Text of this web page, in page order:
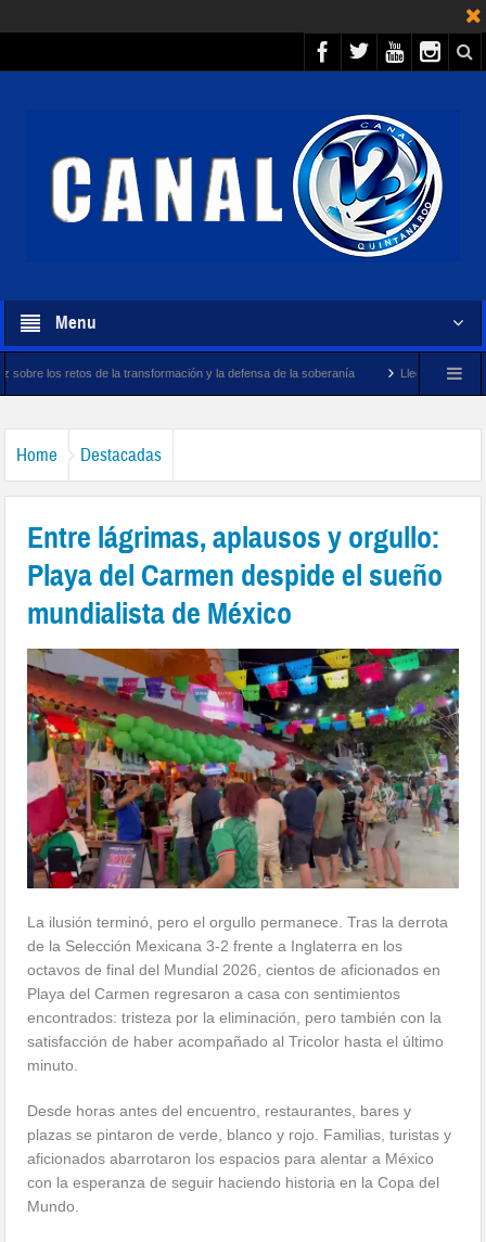
Menu
la transformación y la defensa de la soberanía Llegará megabuque sargacero de
Home Destacadas
Entre lágrimas, aplausos y orgullo:
Playa del Carmen despide el sueño
mundialista de México
La ilusión terminó, pero el orgullo permanece. Tras la derrota
de la Selección Mexicana 3-2 frente a Inglaterra en los
octavos de final del Mundial 2026, cientos de aficionados en
Playa del Carmen regresaron a casa con sentimientos
encontrados: tristeza por la eliminación, pero también con la
satisfacción de haber acompañado al Tricolor hasta el último
minuto.
Desde horas antes del encuentro, restaurantes, bares y
plazas se pintaron de verde, blanco y rojo. Familias, turistas y
aficionados abarrotaron los espacios para alentar a México
con la esperanza de seguir haciendo historia en la Copa del
Mundo.